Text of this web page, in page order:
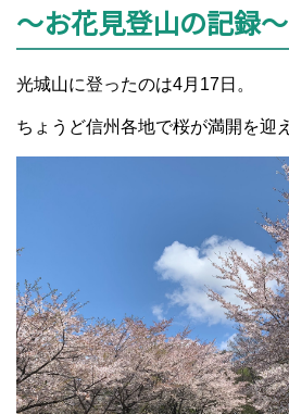
～お花見登山の記録～
光城山に登ったのは4月17日。
ちょうど信州各地で桜が満開を迎